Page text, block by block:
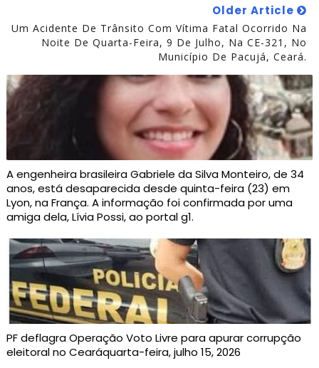
Older Article
Um Acidente De Trânsito Com Vítima Fatal Ocorrido Na
Noite De Quarta-Feira, 9 De Julho, Na CE-321, No
Município De Pacujá, Ceará.
A engenheira brasileira Gabriele da Silva Monteiro, de 34
anos, está desaparecida desde quinta-feira (23) em
Lyon, na França. A informação foi confirmada por uma
amiga dela, Lívia Possi, ao portal g1.
PF deflagra Operação Voto Livre para apurar corrupção
eleitoral no Cearáquarta-feira, julho 15, 2026